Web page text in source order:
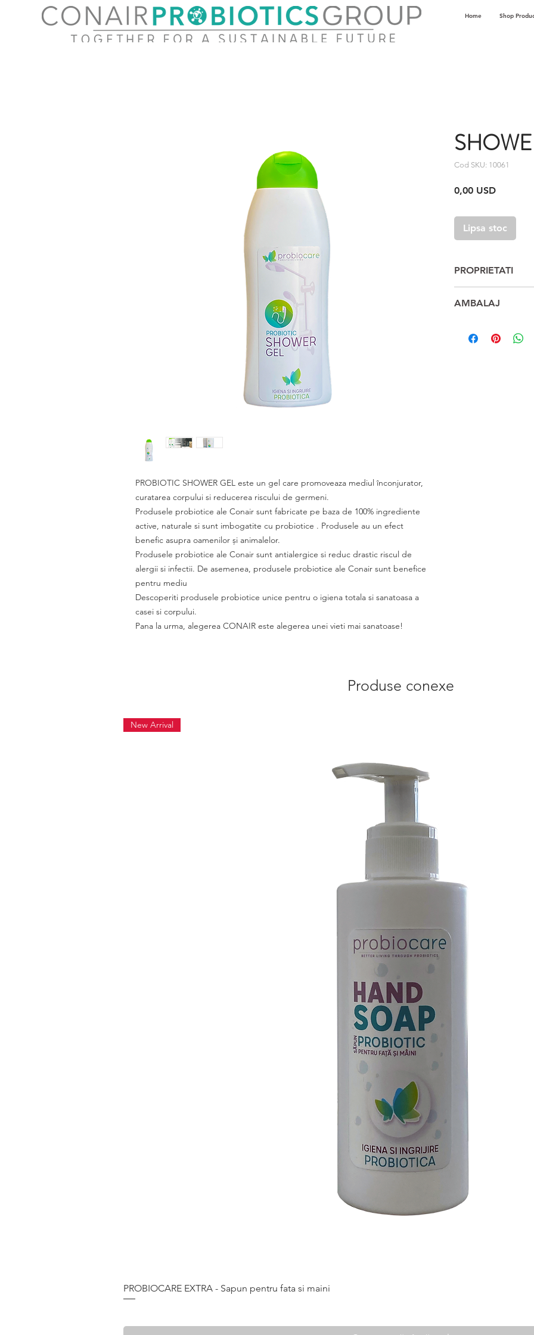
Home Shop
PROBIOTIC SHOWER GEL este un gel care promoveaza mediul înconjurator,
curatarea corpului si reducerea riscului de germeni.
Produsele probiotice ale Conair sunt fabricate pe baza de 100% ingrediente
active, naturale si sunt imbogatite cu probiotice . Produsele au un efect
benefic asupra oamenilor și animalelor.
Produsele probiotice ale Conair sunt antialergice si reduc drastic riscul de
alergii si infectii. De asemenea, produsele probiotice ale Conair sunt benefice
pentru mediu
Descoperiti produsele probiotice unice pentru o igiena totala si sanatoasa a
casei si corpului.
Pana la urma, alegerea CONAIR este alegerea unei vieti mai sanatoase!
Cod SKU: 10061
0,00 USDPreț
Lipsa stoc
PROPRIETATI
- Ofera un sentiment
- Restaureaza
AMBALAJ
Produse conexe
New Arrival
PROBIOCARE EXTRA - Sapun pentru fata si maini